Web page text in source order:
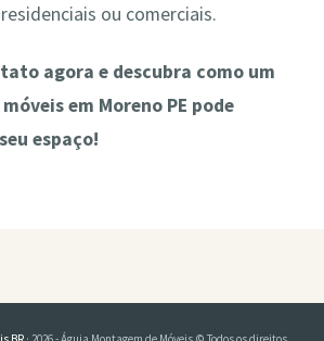
ou comerciais.
agora e descubra como um
em Moreno PE pode
espaço!